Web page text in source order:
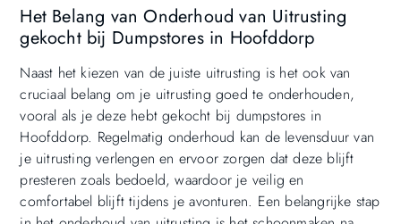
Het Belang van Onderhoud van Uitrusting
gekocht bij Dumpstores in Hoofddorp
Naast het kiezen van de juiste uitrusting is het ook van
cruciaal belang om je uitrusting goed te onderhouden,
vooral als je deze hebt gekocht bij dumpstores in
Hoofddorp. Regelmatig onderhoud kan de levensduur van
je uitrusting verlengen en ervoor zorgen dat deze blijft
presteren zoals bedoeld, waardoor je veilig en
comfortabel blijft tijdens je avonturen. Een belangrijke stap